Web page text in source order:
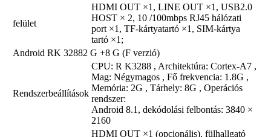
felület
HDMI OUT ×1, LINE OUT ×1, USB2.0
HOST × 2, 10 /100mbps RJ45 hálózati
port ×1, TF-kártyatartó ×1, SIM-kártya
tartó ×1;
Android RK 32882 G +8 G (F verzió)
Rendszerbeállítások
CPU: R K3288 , Architektúra: Cortex-A7 ,
Mag: Négymagos , Fő frekvencia: 1.8G ,
Memória: 2G , Tárhely: 8G , Operációs
rendszer:
Android 8.1, dekódolási felbontás: 3840 ×
2160
HDMI OUT ×1 (opcionális), fülhallgató